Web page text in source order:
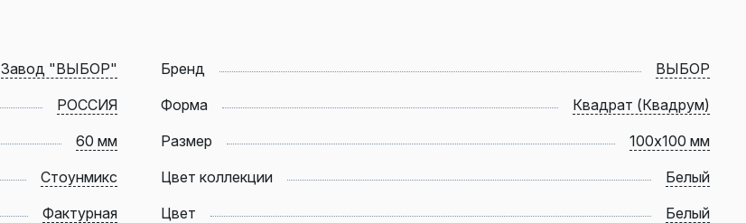
Завод "ВЫБОР" Бренд
ВЫБОР
РОССИЯ Форма
Квадрат (Квадрум)
60 мм Размер
100х100 мм
Стоунмикс Цвет коллекции
Белый
Фактурная Цвет
Белый